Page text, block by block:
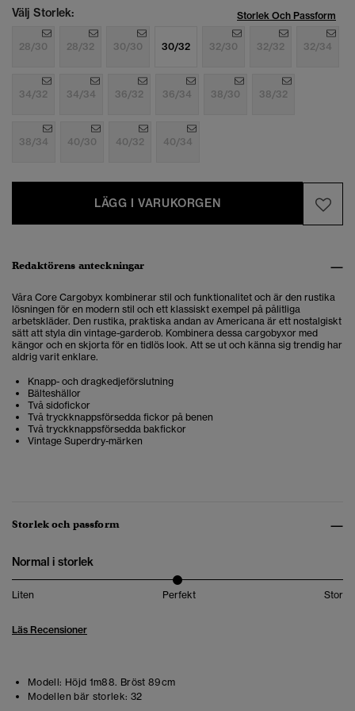
Välj Storlek: Storlek Och Passform
28/30 28/32 30/30 30/32 32/30 32/32 32/34
34/32 34/34 36/32 36/34 38/30 38/32
38/34 40/30 40/32 40/34
LÄGG I VARUKORGEN
Redaktörens anteckningar
Våra Core Cargobyx kombinerar stil och funktionalitet och är den rustika
lösningen för en modern stil och ett klassiskt exempel på pålitliga
arbetskläder. Den rustika, praktiska andan av Americana är ett nostalgiskt
sätt att styla din vintage-garderob. Kombinera dessa cargobyxor med
kängor och en skjorta för en tidlös look. Att se ut och känna sig trendig har
aldrig varit enklare.
Knapp- och dragkedjeförslutning
Bälteshällor
Två sidofickor
Två tryckknappsförsedda fickor på benen
Två tryckknappsförsedda bakfickor
Vintage Superdry-märken
Storlek och passform
Normal i storlek
Liten Perfekt Stor
Läs Recensioner
Modell: Höjd 1m88. Bröst 89cm
Modellen bär storlek: 32